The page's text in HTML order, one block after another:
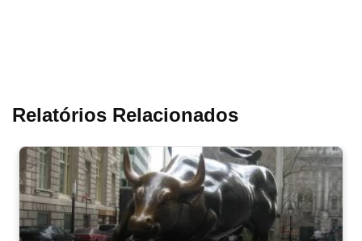
Relatórios Relacionados